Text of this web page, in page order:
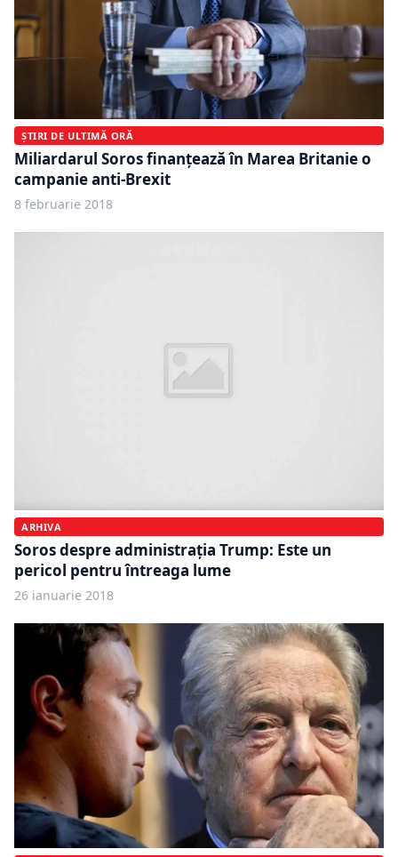
ȘTIRI DE ULTIMĂ ORĂ
Miliardarul Soros finanţează în Marea Britanie o
campanie anti-Brexit
8 februarie 2018
ARHIVA
Soros despre administrația Trump: Este un
pericol pentru întreaga lume
26 ianuarie 2018